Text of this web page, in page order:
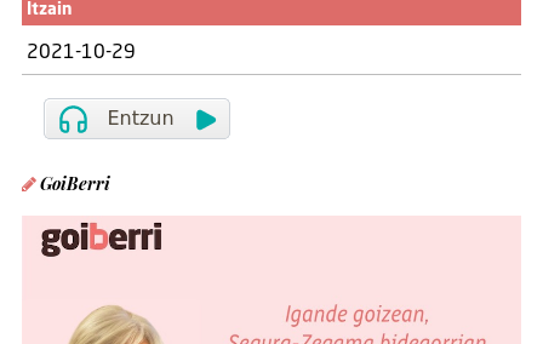
Itzain
2021-10-29
GoiBerri